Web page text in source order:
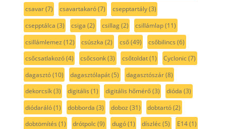
csavar(7) csavartakaró(7) csepptartály(3)
csepptálca (3) csiga (2) csillag(2) csillámlap(11)
csillámlemez (12) csúszka (2) cső(49) csőbilincs (6)
csőcsatlakozó(4) csőcsonk(3) csőtoldat(1) Cyclonic(7)
dagasztó(10) dagasztólapát(5) dagasztószár(8)
dekorcsík(3) digitális (1) digitális hőmérő(3) dióda (3)
diódaráló(1) dobborda (3) doboz (31) dobtartó(2)
dobtömítés (1) drótpolc(9) dugó(1) díszléc(5) E14(1)